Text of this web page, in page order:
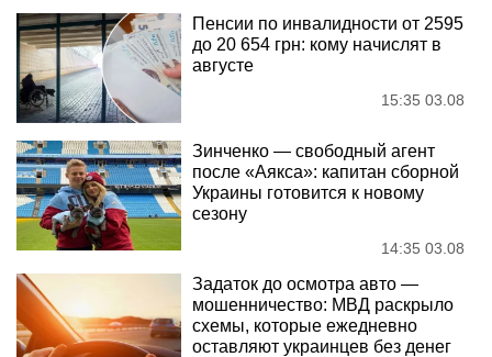
Пенсии по инвалидности от 2595
до 20 654 грн: кому начислят в
августе
15:35 03.08
Зинченко — свободный агент
после «Аякса»: капитан сборной
Украины готовится к новому
сезону
14:35 03.08
Задаток до осмотра авто —
мошенничество: МВД раскрыло
схемы, которые ежедневно
оставляют украинцев без денег